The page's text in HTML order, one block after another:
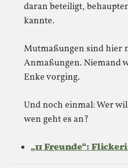
daran beteiligt,
kannte.
Mutmaßungen sind hier
Anmaßungen. Niemand
Enke vorging.
Und noch einmal: Wer
wen geht es an?
„11 Freunde“: